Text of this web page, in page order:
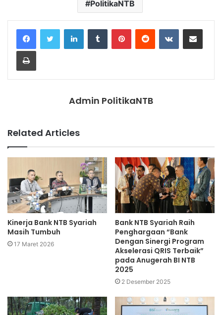
PolitikaNTB
LinkedInTumblr PinterestReddit VKontakteShare via Email
Print
Admin PolitikaNTB
Related Articles
Kinerja Bank NTB Syariah
Masih Tumbuh
17 Maret 2026
Bank NTB Syariah Raih
Penghargaan “Bank
Dengan Sinergi Program
Akselerasi QRIS Terbaik”
pada Anugerah BI NTB
2025
2 Desember 2025